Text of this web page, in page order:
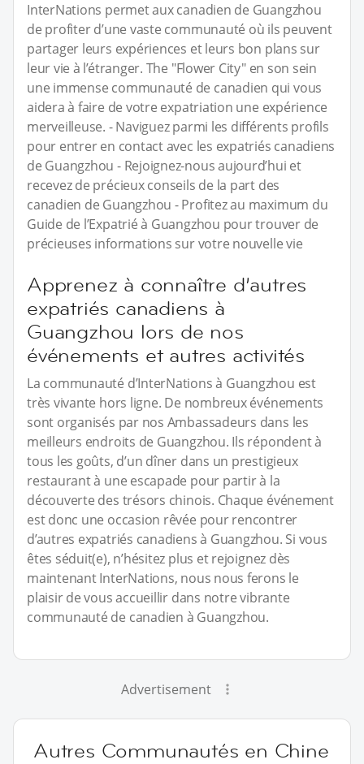
InterNations permet aux canadien de Guangzhou
de profiter d’une vaste communauté où ils peuvent
partager leurs expériences et leurs bon plans sur
leur vie à l’étranger. The "Flower City" en son sein
une immense communauté de canadien qui vous
aidera à faire de votre expatriation une expérience
merveilleuse. - Naviguez parmi les différents profils
pour entrer en contact avec les expatriés canadiens
de Guangzhou - Rejoignez-nous aujourd’hui et
recevez de précieux conseils de la part des
canadien de Guangzhou - Profitez au maximum du
Guide de l’Expatrié à Guangzhou pour trouver de
précieuses informations sur votre nouvelle vie
Apprenez à connaître d’autres
expatriés canadiens à
Guangzhou lors de nos
événements et autres activités
La communauté d’InterNations à Guangzhou est
très vivante hors ligne. De nombreux événements
sont organisés par nos Ambassadeurs dans les
meilleurs endroits de Guangzhou. Ils répondent à
tous les goûts, d’un dîner dans un prestigieux
restaurant à une escapade pour partir à la
découverte des trésors chinois. Chaque événement
est donc une occasion rêvée pour rencontrer
d’autres expatriés canadiens à Guangzhou. Si vous
êtes séduit(e), n’hésitez plus et rejoignez dès
maintenant InterNations, nous nous ferons le
plaisir de vous accueillir dans notre vibrante
communauté de canadien à Guangzhou.
Advertisement
Autres Communautés en Chine